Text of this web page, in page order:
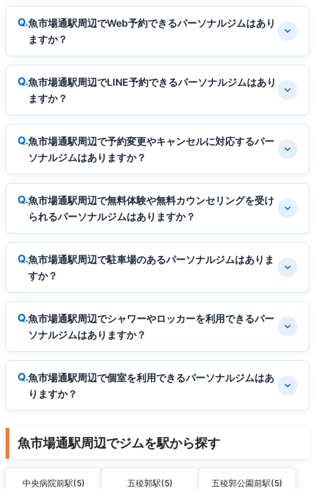
魚市場通駅周辺でWeb予約できるパーソナルジムはあり
ますか？
魚市場通駅周辺でLINE予約できるパーソナルジムはあり
ますか？
魚市場通駅周辺で予約変更やキャンセルに対応するパー
ソナルジムはありますか？
魚市場通駅周辺で無料体験や無料カウンセリングを受け
られるパーソナルジムはありますか？
魚市場通駅周辺で駐車場のあるパーソナルジムはありま
すか？
魚市場通駅周辺でシャワーやロッカーを利用できるパー
ソナルジムはありますか？
魚市場通駅周辺で個室を利用できるパーソナルジムはあ
りますか？
魚市場通駅周辺でジムを駅から探す
中央病院前駅(5) 五稜郭駅(5) 五稜郭公園前駅(5)